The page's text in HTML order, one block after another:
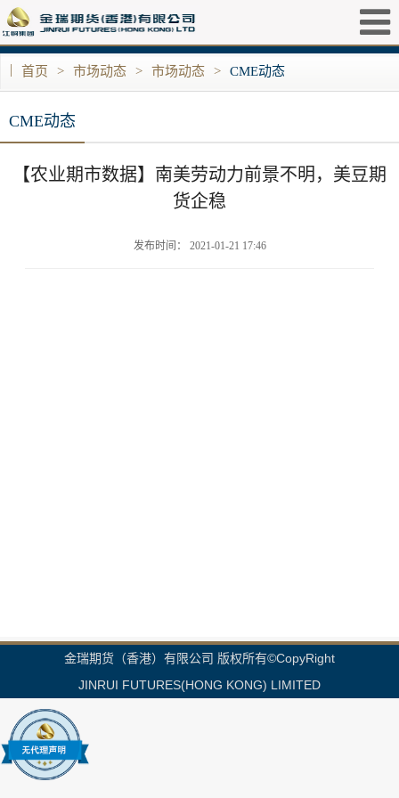
| 首页 > 市场动态 > 市场动态 > CME动态
CME动态
【农业期市数据】南美劳动力前景不明，美豆期
货企稳
发布时间： 2021-01-21 17:46
金瑞期货（香港）有限公司 版权所有©CopyRight
JINRUI FUTURES(HONG KONG) LIMITED